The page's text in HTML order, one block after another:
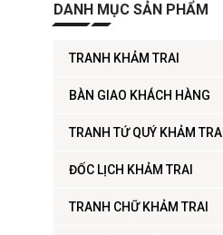
DANH MỤC SẢN PHẨM
TRANH KHẢM TRAI
BÀN GIAO KHÁCH HÀNG
TRANH TỨ QUÝ KHẢM TRAI
ĐỐC LỊCH KHẢM TRAI
TRANH CHỮ KHẢM TRAI